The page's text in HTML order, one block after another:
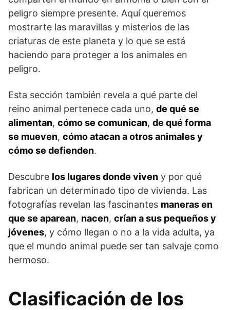
peligro siempre presente. Aquí queremos
mostrarte las maravillas y misterios de las
criaturas de este planeta y lo que se está
haciendo para proteger a los animales en
peligro.
Esta sección también revela a qué parte del
reino animal pertenece cada uno, de qué se
alimentan, cómo se comunican, de qué forma
se mueven, cómo atacan a otros animales y
cómo se defienden.
Descubre los lugares donde viven y por qué
fabrican un determinado tipo de vivienda. Las
fotografías revelan las fascinantes maneras en
que se aparean, nacen, crían a sus pequeños y
jóvenes, y cómo llegan o no a la vida adulta, ya
que el mundo animal puede ser tan salvaje como
hermoso.
Clasificación de los